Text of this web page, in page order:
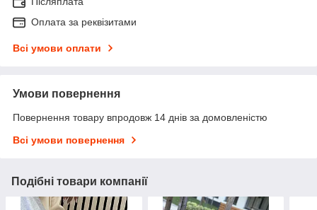
Оплата за реквізитами
Всі умови оплати
Умови повернення
Повернення товару впродовж 14 днів за домовленістю
Всі умови повернення
Подібні товари компанії